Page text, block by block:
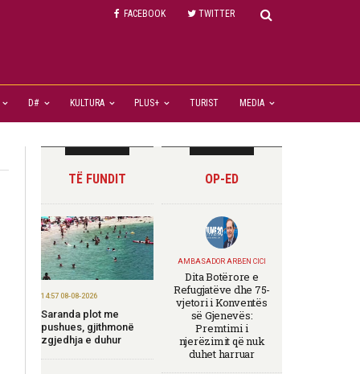
FACEBOOK TWITTER
D# KULTURA PLUS+ TURIST MEDIA
TË FUNDIT
14:57 08-08-2026
Saranda plot me
pushues, gjithmonë
zgjedhja e duhur
OP-ED
AMBASADOR ARBEN CICI
Dita Botërore e
Refugjatëve dhe 75-
vjetori i Konventës
së Gjenevës:
Premtimi i
njerëzimit që nuk
duhet harruar